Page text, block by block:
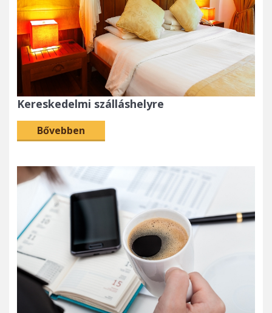
Kereskedelmi szálláshelyre
Bővebben